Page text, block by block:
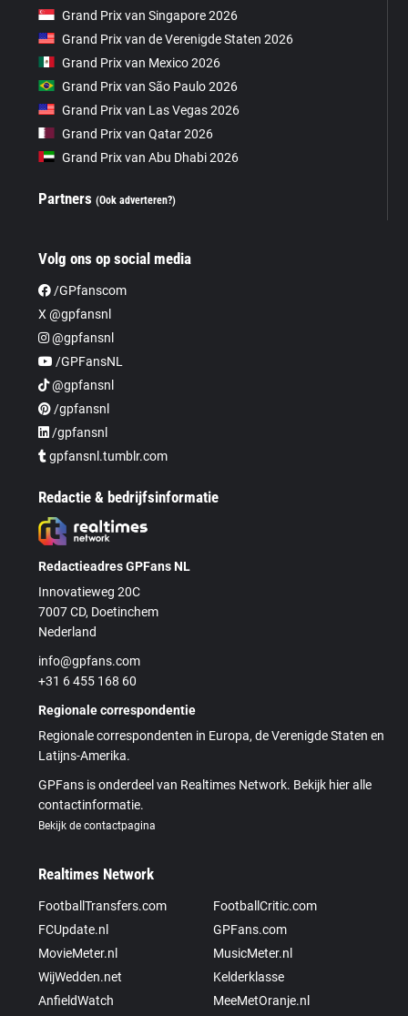
Grand Prix van Singapore 2026
Grand Prix van de Verenigde Staten 2026
Grand Prix van Mexico 2026
Grand Prix van São Paulo 2026
Grand Prix van Las Vegas 2026
Grand Prix van Qatar 2026
Grand Prix van Abu Dhabi 2026
Partners(Ook adverteren?)
Volg ons op social media
/GPfanscom
X @gpfansnl
@gpfansnl
/GPFansNL
@gpfansnl
/gpfansnl
/gpfansnl
gpfansnl.tumblr.com
Redactie & bedrijfsinformatie
Redactieadres GPFans NL
Innovatieweg 20C
7007 CD, Doetinchem
Nederland
info@gpfans.com
+31 6 455 168 60
Regionale correspondentie
Regionale correspondenten in Europa, de Verenigde Staten en
Latijns-Amerika.
GPFans is onderdeel van Realtimes Network. Bekijk hier alle
contactinformatie.
Bekijk de contactpagina
Realtimes Network
FootballTransfers.com
FootballCritic.com
FCUpdate.nl
GPFans.com
MovieMeter.nl
MusicMeter.nl
WijWedden.net
Kelderklasse
AnfieldWatch
MeeMetOranje.nl